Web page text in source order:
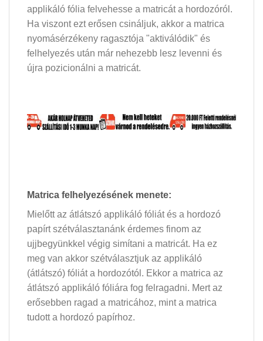
applikáló fólia felvehesse a matricát a hordozóról.
Ha viszont ezt erősen csináljuk, akkor a matrica
nyomásérzékeny ragasztója "aktiválódik" és
felhelyezés után már nehezebb lesz levenni és
újra pozicionálni a matricát.
Matrica felhelyezésének menete:
Mielőtt az átlátszó applikáló fóliát és a hordozó
papírt szétválasztanánk érdemes finom az
ujjbegyünkkel végig simítani a matricát. Ha ez
meg van akkor szétválasztjuk az applikáló
(átlátszó) fóliát a hordozótól. Ekkor a matrica az
átlátszó applikáló fóliára fog felragadni. Mert az
erősebben ragad a matricához, mint a matrica
tudott a hordozó papírhoz.